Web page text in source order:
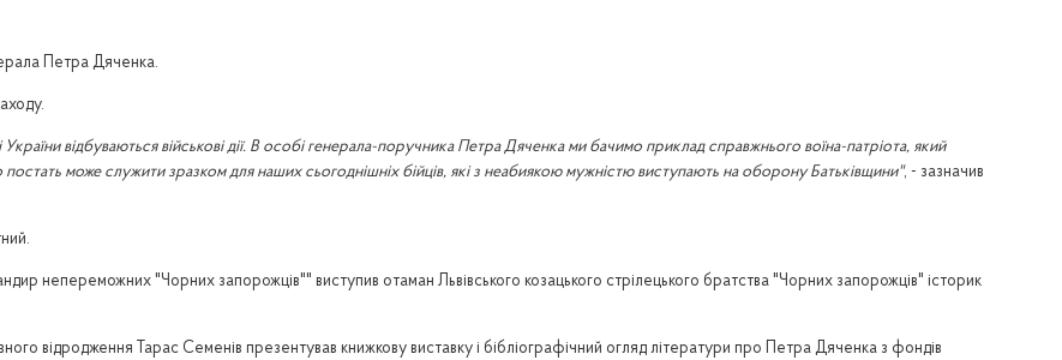
Петра Дяченка.
відбуваються військові дії. В особі генерала-поручника Петра Дяченка ми бачимо приклад справжнього воїна-патріота, який
може служити зразком для наших сьогоднішніх бійців, які з неабиякою мужністю виступають на оборону Батьківщини", - зазначив
непереможних "Чорних запорожців"" виступив отаман Львівського козацького стрілецького братства "Чорних запорожців" історик
відродження Тарас Семенів презентував книжкову виставку і бібліографічний огляд літератури про Петра Дяченка з фондів